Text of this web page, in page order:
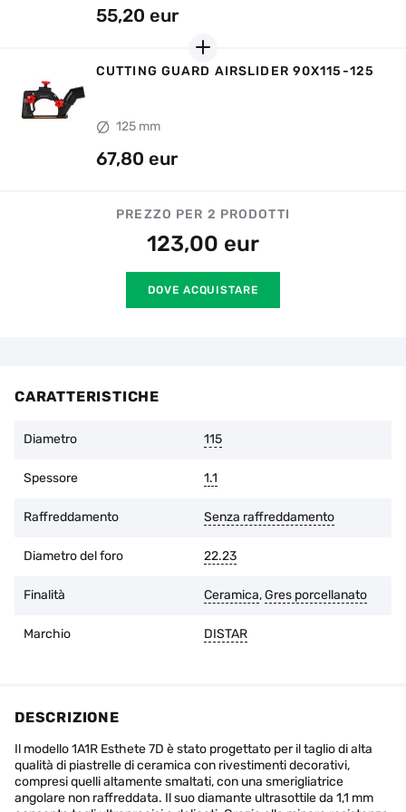
55,20 eur
CUTTING GUARD AIRSLIDER 90X115-125
125 mm
67,80 eur
PREZZO PER 2 PRODOTTI
123,00 eur
DOVE ACQUISTARE
CARATTERISTICHE
Diametro 115
Spessore 1.1
Raffreddamento Senza raffreddamento
Diametro del foro 22.23
Finalità Ceramica,Gres porcellanato
Marchio DISTAR
DESCRIZIONE
Il modello 1A1R Esthete 7D è stato progettato per il taglio di alta
qualità di piastrelle di ceramica con rivestimenti decorativi,
compresi quelli altamente smaltati, con una smerigliatrice
angolare non raffreddata. Il suo diamante ultrasottile da 1,1 mm